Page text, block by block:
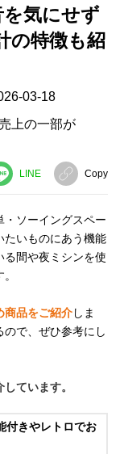
気にせず
の特徴も紹
03-18
上の一部が
LINE Copy
・ソーイングスペー
たいものにあう機能
間や夜ミシンを使
商品をご紹介しま
で、ぜひ参考にし
ています。
付きやレトロでお